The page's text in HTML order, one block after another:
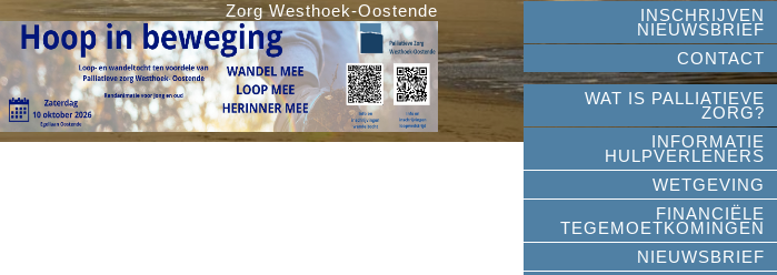
INSCHRIJVEN
NIEUWSBRIEF
CONTACT
WAT IS PALLIATIEVE
ZORG?
INFORMATIE
HULPVERLENERS
WETGEVING
FINANCIËLE
TEGEMOETKOMINGEN
NIEUWSBRIEF
Zorg Westhoek-Oostende
Zorg